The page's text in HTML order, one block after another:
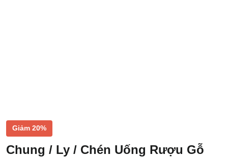
Giảm 20%
Chung / Ly / Chén Uống Rượu Gỗ